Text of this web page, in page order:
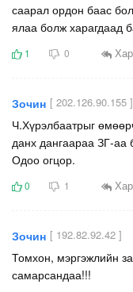
саарал ордон баас
ялаа болж харагдаад
1 0
Зочин [ 202.126.90.155 ]
Ч.Хүрэлбаатрыг
данх дангаараа ЗГ-аа
Одоо огцор.
0 1
Зочин [ 192.82.92.42 ]
Томхон, мэргэжлийн
самарсандаа!!!